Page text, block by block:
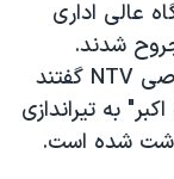
عالی اداری
شدند.
شاهدان روز چهارشنبه به تلویزیون خصوصی NTV گفتند
به تیراندازی
شده است.